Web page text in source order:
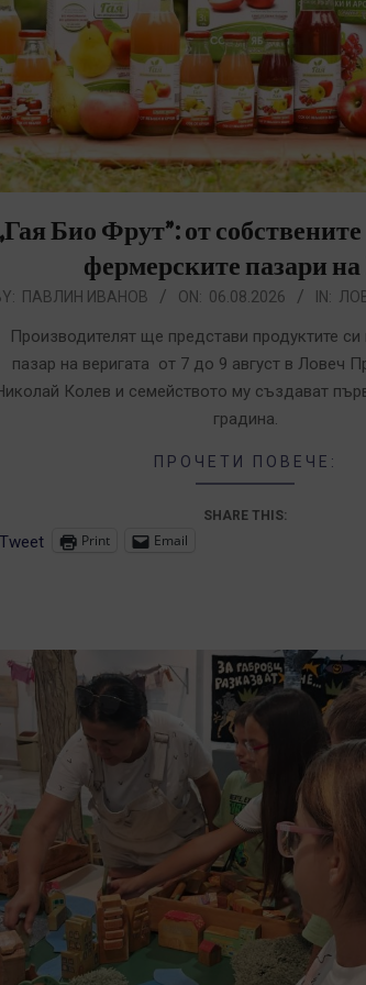
Био Фрут”: от
фермерските пазари
ПАВЛИН ИВАНОВ ON: 06.08.2026 IN:
Производителят ще представи продуктите
пазар на веригата от 7 до 9 август в Ловеч
Колев и семейството му създават
градина.
ПРОЧЕТИ ПОВЕЧЕ:
SHARE THIS:
Tweet Print Email